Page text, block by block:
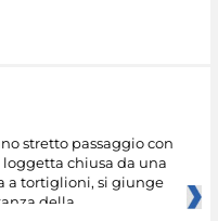
stretto passaggio con
loggetta chiusa da una
a tortiglioni, si giunge
della